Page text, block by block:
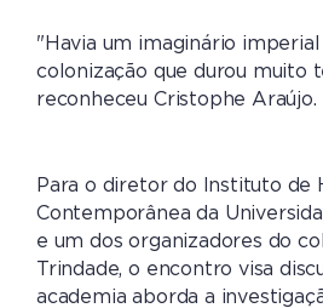
"Havia um imaginário
colonização que durou muito
reconheceu Cristophe Araújo.
Para o diretor do Instituto de
Contemporânea da
e um dos organizadores do
Trindade, o encontro visa
academia aborda a